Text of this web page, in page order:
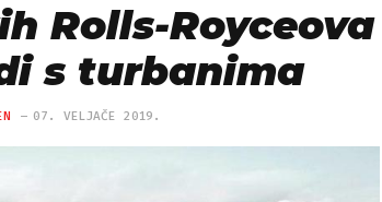
Rolls-Royceova
s turbanima
07. VELJAČE 2019.